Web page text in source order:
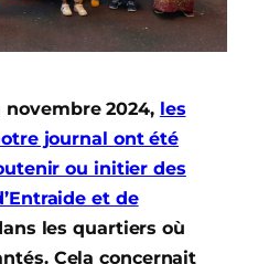
2024, les
journal ont été
ou initier des
et de
les quartiers où
Cela concernait